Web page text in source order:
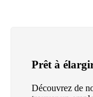
Prêt à
Découvrez de